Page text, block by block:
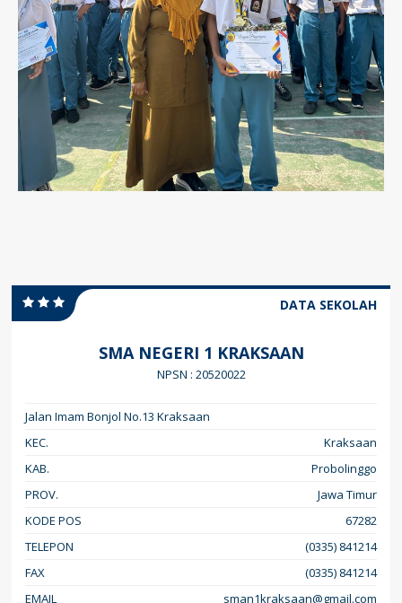
DATA SEKOLAH
SMA NEGERI 1 KRAKSAAN
NPSN : 20520022
Jalan Imam Bonjol No.13 Kraksaan
KEC.
Kraksaan
KAB.
Probolinggo
PROV.
Jawa Timur
KODE POS
67282
TELEPON
(0335) 841214
FAX
(0335) 841214
EMAIL
sman1kraksaan@gmail.com